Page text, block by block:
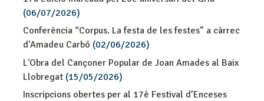
(06/07/2026)
Conferència “Corpus. La festa de les festes” a càrrec
d'Amadeu Carbó (02/06/2026)
L'Obra del Cançoner Popular de Joan Amades al Baix
Llobregat (15/05/2026)
Inscripcions obertes per al 17è Festival d’Enceses